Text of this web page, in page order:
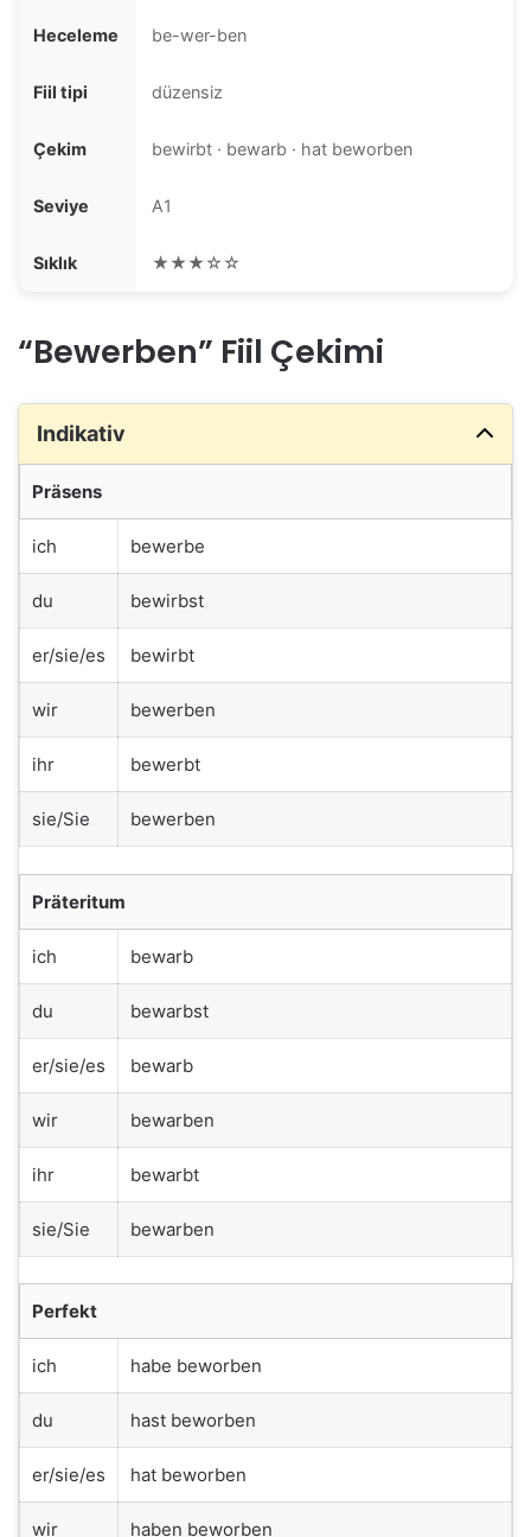
Heceleme be-wer-ben
Fiil tipi düzensiz
Çekim bewirbt · bewarb · hat beworben
Seviye A1
Sıklık ★★★☆☆
“Bewerben” Fiil Çekimi
Indikativ
Präsens
ich bewerbe
du bewirbst
er/sie/es bewirbt
wir bewerben
ihr bewerbt
sie/Sie bewerben
Präteritum
ich bewarb
du bewarbst
er/sie/es bewarb
wir bewarben
ihr bewarbt
sie/Sie bewarben
Perfekt
ich habe beworben
du hast beworben
er/sie/es hat beworben
wir haben beworben